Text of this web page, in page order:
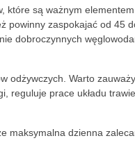
które są ważnym
powinny zaspokajać od 45
dobroczynnych
odżywczych. Warto
reguluje prace układu
maksymalna dzienna